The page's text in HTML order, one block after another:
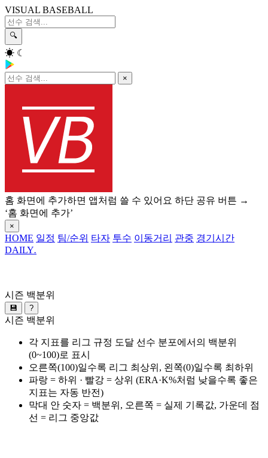
VISUAL BASEBALL
🔍
☀ ☾
×
홈 화면에 추가하면 앱처럼 쓸 수 있어요 하단 공유 버튼 →
‘홈 화면에 추가’
×
HOME 일정 팀/순위 타자 투수 이동거리 관중 경기시간
DAILY.
시즌 백분위
💾 ?
시즌 백분위
각 지표를 리그 규정 도달 선수 분포에서의 백분위
(0~100)로 표시
오른쪽(100)일수록 리그 최상위, 왼쪽(0)일수록 최하위
파랑 = 하위 · 빨강 = 상위 (ERA·K%처럼 낮을수록 좋은
지표는 자동 반전)
막대 안 숫자 = 백분위, 오른쪽 = 실제 기록값, 가운데 점
선 = 리그 중앙값